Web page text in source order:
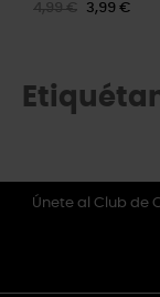
4,99 € 3,99 €
Únete al Club de